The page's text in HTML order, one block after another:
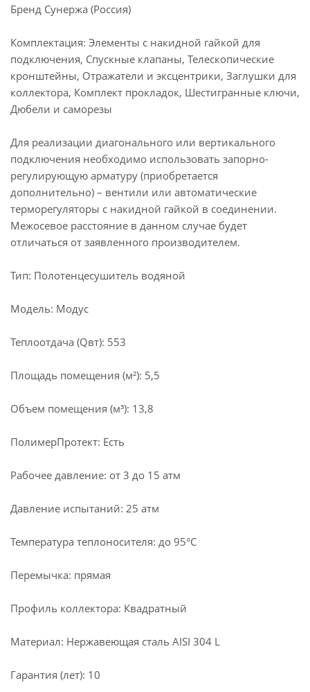
Бренд Сунержа (Россия)
Комплектация: Элементы с накидной гайкой для
подключения, Спускные клапаны, Телескопические
кронштейны, Отражатели и эксцентрики, Заглушки для
коллектора, Комплект прокладок, Шестигранные ключи,
Дюбели и саморезы
Для реализации диагонального или вертикального
подключения необходимо использовать запорно-
регулирующую арматуру (приобретается
дополнительно) – вентили или автоматические
терморегуляторы с накидной гайкой в соединении.
Межосевое расстояние в данном случае будет
отличаться от заявленного производителем.
Тип: Полотенцесушитель водяной
Модель: Модус
Теплоотдача (Qвт): 553
Площадь помещения (м²): 5,5
Объем помещения (м³): 13,8
ПолимерПротект: Есть
Рабочее давление: от 3 до 15 атм
Давление испытаний: 25 атм
Температура теплоносителя: до 95°С
Перемычка: прямая
Профиль коллектора: Квадратный
Материал: Нержавеющая сталь AISI 304 L
Гарантия (лет): 10